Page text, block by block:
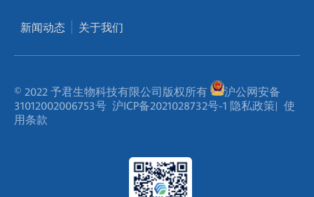
新闻动态 关于我们
© 2022 予君生物科技有限公司版权所有
沪公网安备
31012002006753号 沪ICP备2021028732号-1 隐私政策| 使
用条款